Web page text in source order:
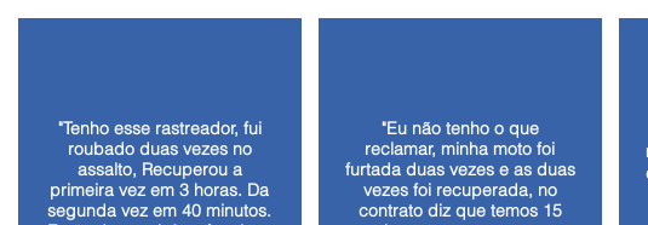
"Tenho esse rastreador, fui
roubado duas vezes no
assalto, Recuperou a
primeira vez em 3 horas. Da
segunda vez em 40 minutos.
"Eu não tenho o que
reclamar, minha moto foi
furtada duas vezes e as duas
vezes foi recuperada, no
contrato diz que temos 15